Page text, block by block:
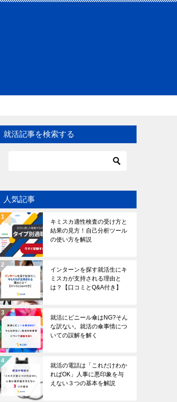
就活記事を検索する
人気記事
キミスカ適性検査の受け方と
結果の見方！自己分析ツール
の使い方を解説
インターンを探す就活生にキ
ミスカが支持される理由と
は？【口コミとQ&A付き】
就活にビニール傘はNG?そん
な訳ない。就活の傘事情につ
いての誤解を解く
就活の電話は「これだけわか
ればOK」人事に悪印象を与
えない３つの基本を解説